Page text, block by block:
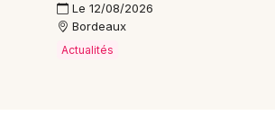
Le 12/08/2026
Bordeaux
Actualités